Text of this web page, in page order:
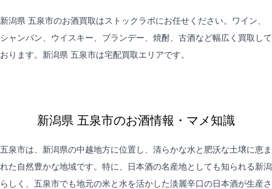
新潟県 五泉市のお酒買取はストックラボにお任せください。ワイン、
シャンパン、ウイスキー、ブランデー、焼酎、古酒など幅広く買取して
おります。新潟県 五泉市は宅配買取エリアです。
新潟県 五泉市のお酒情報・マメ知識
五泉市は、新潟県の中越地方に位置し、清らかな水と肥沃な土壌に恵ま
れた自然豊かな地域です。特に、日本酒の名産地としても知られる新潟
らしく、五泉市でも地元の米と水を活かした淡麗辛口の日本酒が生産さ